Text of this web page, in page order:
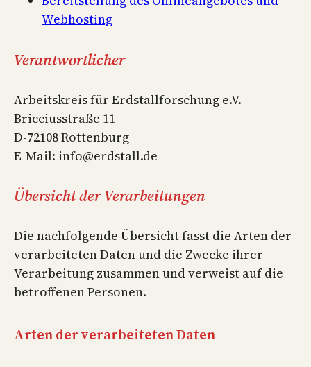
Webhosting
Verantwortlicher
Arbeitskreis für Erdstallforschung e.V.
Bricciusstraße 11
D-72108 Rottenburg
E-Mail: info@erdstall.de
Übersicht der Verarbeitungen
Die nachfolgende Übersicht fasst die Arten der
verarbeiteten Daten und die Zwecke ihrer
Verarbeitung zusammen und verweist auf die
betroffenen Personen.
Arten der verarbeiteten Daten